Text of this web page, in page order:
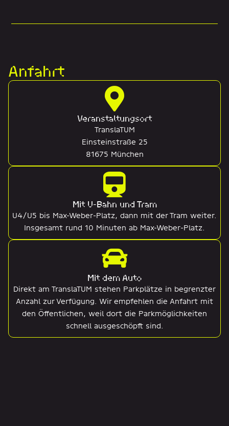
Anfahrt
Veranstaltungsort
TranslaTUM
Einsteinstraße 25
81675 München
Mit U-Bahn und Tram
U4/U5 bis Max-Weber-Platz, dann mit der Tram weiter.
Insgesamt rund 10 Minuten ab Max-Weber-Platz.
Mit dem Auto
Direkt am TranslaTUM stehen Parkplätze in begrenzter
Anzahl zur Verfügung. Wir empfehlen die Anfahrt mit
den Öffentlichen, weil dort die Parkmöglichkeiten
schnell ausgeschöpft sind.